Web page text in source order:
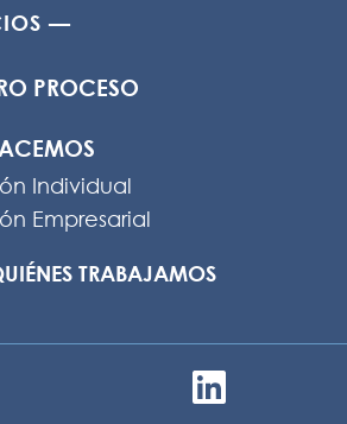
—
PROCESO
Individual
Empresarial
TRABAJAMOS